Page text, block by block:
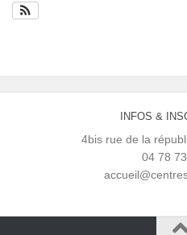
INFOS &
4bis rue de la
04 78